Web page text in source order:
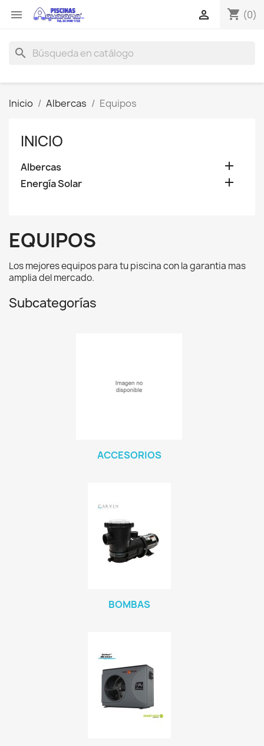
 shopping_cart (0)

search
Inicio Albercas Equipos
INICIO
Albercas 
Energía Solar 
EQUIPOS
Los mejores equipos para tu piscina con la garantia mas
amplia del mercado.
Subcategorías
ACCESORIOS
BOMBAS